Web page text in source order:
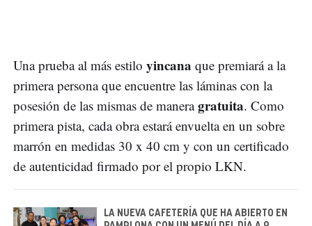
Una prueba al más estilo yincana que premiará a la
primera persona que encuentre las láminas con la
posesión de las mismas de maneragratuita. Como
primera pista, cada obra estará envuelta en un sobre
marrón en medidas 30 x 40 cm y con un certificado
de autenticidad firmado por el propio LKN.
LA NUEVA CAFETERÍA QUE HA ABIERTO EN